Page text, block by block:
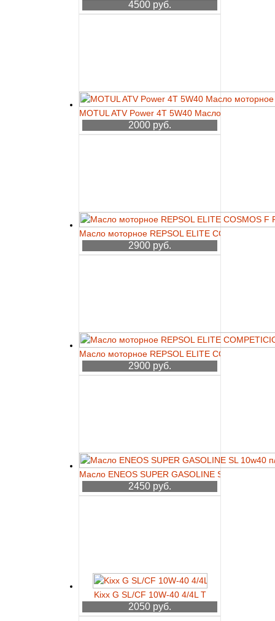
4500 руб.
MOTUL ATV Power 4T 5W40 Масло моторное 1л
2000 руб.
Масло моторное REPSOL ELITE COSMOS F
2900 руб.
Масло моторное REPSOL ELITE
2900 руб.
Масло ENEOS SUPER GASOLINE SL 10w40 п/с
2450 руб.
Kixx G SL/CF 10W-40 4/4L T
2050 руб.